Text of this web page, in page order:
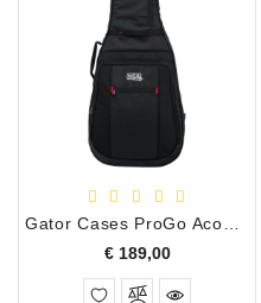
€ 189,00Prijs